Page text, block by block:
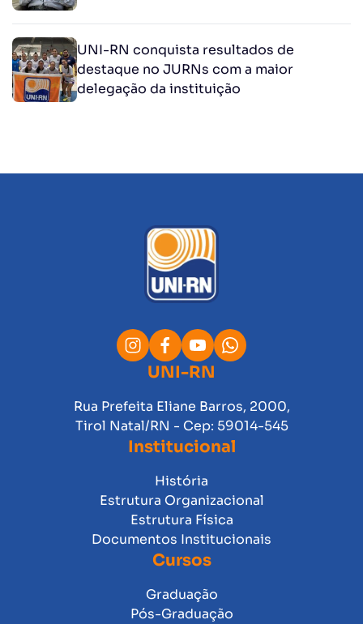
UNI-RN conquista resultados de
destaque no JURNs com a maior
delegação da instituição
UNI-RN
Rua Prefeita Eliane Barros, 2000,
Tirol Natal/RN - Cep: 59014-545
Institucional
História
Estrutura Organizacional
Estrutura Física
Documentos Institucionais
Cursos
Graduação
Pós-Graduação